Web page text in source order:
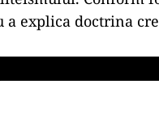
explica doctrina